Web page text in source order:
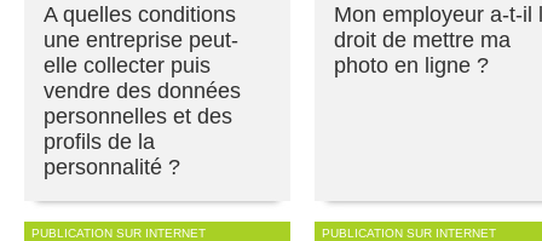
A quelles conditions
une entreprise peut-
elle collecter puis
vendre des données
personnelles et des
profils de la
personnalité ?
Mon employeur a-t-il
droit de mettre ma
photo en ligne ?
PUBLICATION SUR INTERNET PUBLICATION SUR INTERNET